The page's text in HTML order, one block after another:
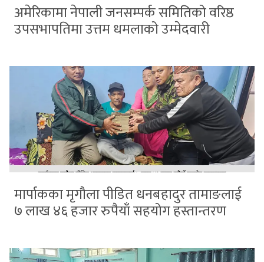
अमेरिकामा नेपाली जनसम्पर्क समितिको वरिष्ठ
उपसभापतिमा उत्तम धमलाको उम्मेदवारी
मार्पाकका मृगौला पीडित धनबहादुर तामाङलाई
७ लाख ४६ हजार रुपैयाँ सहयोग हस्तान्तरण